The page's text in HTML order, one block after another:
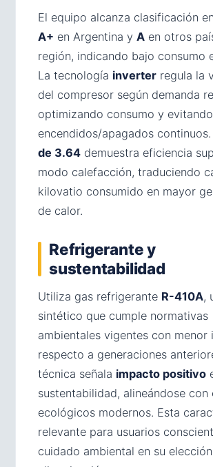
El equipo alcanza clasificación
A+ en Argentina y A en otros
región, indicando bajo consumo
La tecnología inverter regula la
del compresor según demanda
optimizando consumo y evitando
encendidos/apagados continuos.
de 3.64 demuestra eficiencia
modo calefacción, traduciendo
kilovatio consumido en mayor
de calor.
Refrigerante y
sustentabilidad
Utiliza gas refrigerante R-410A,
sintético que cumple normativas
ambientales vigentes con menor
respecto a generaciones
técnica señala impacto positivo
sustentabilidad, alineándose con
ecológicos modernos. Esta
relevante para usuarios
cuidado ambiental en su